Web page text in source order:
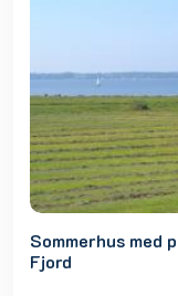
Sommerhus med
Fjord